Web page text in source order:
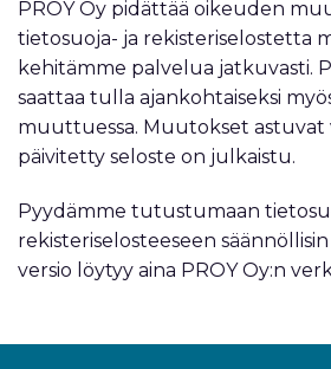
PROY Oy pidättää oikeuden
tietosuoja- ja rekisteriselostetta
kehitämme palvelua jatkuvasti.
saattaa tulla ajankohtaiseksi
muuttuessa. Muutokset astuvat
päivitetty seloste on julkaistu.
Pyydämme tutustumaan
rekisteriselosteeseen
versio löytyy aina PROY Oy:n